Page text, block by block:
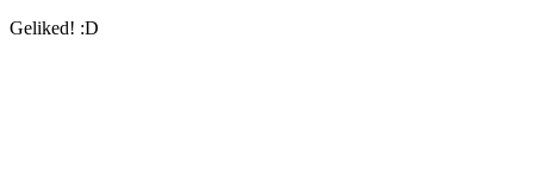
Geliked! :D